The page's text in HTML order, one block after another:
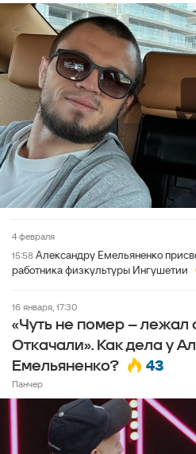
4 февраля
15:58 Александру Емельяненко
работника физкультуры Ингушетии
16 января, 17:30
«Чуть не помер – лежал
Откачали». Как дела у
Емельяненко?
43
Панчер